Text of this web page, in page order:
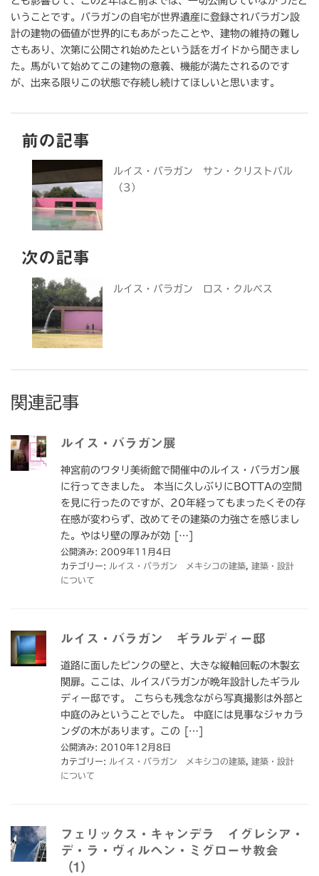
いうことです。バラガンの自宅が世界遺産に登録されバラガン設
計の建物の価値が世界的にもあがったことや、建物の維持の難し
さもあり、次第に公開され始めたという話をガイドから聞きまし
た。馬がいて始めてこの建物の意義、機能が満たされるのです
が、出来る限りこの状態で存続し続けてほしいと思います。
前の記事
ルイス・バラガン サン・クリストバル
（3）
次の記事
ルイス・バラガン ロス・クルべス
関連記事
ルイス・バラガン展
神宮前のワタリ美術館で開催中のルイス・バラガン展
に行ってきました。 本当に久しぶりにBOTTAの空間
を見に行ったのですが、20年経ってもまったくその存
在感が変わらず、改めてその建築の力強さを感じまし
た。やはり壁の厚みが効 […]
公開済み: 2009年11月4日
カテゴリー: ルイス・バラガン メキシコの建築
建築・設計
について
ルイス・バラガン ギラルディー邸
道路に面したピンクの壁と、大きな縦軸回転の木製玄
関扉。ここは、ルイスバラガンが晩年設計したギラル
ディー邸です。 こちらも残念ながら写真撮影は外部と
中庭のみということでした。 中庭には見事なジャカラ
ンダの木があります。この […]
公開済み: 2010年12月8日
カテゴリー: ルイス・バラガン メキシコの建築
建築・設計
について
フェリックス・キャンデラ イグレシア・
デ・ラ・ヴィルヘン・ミグローサ教会
（1）